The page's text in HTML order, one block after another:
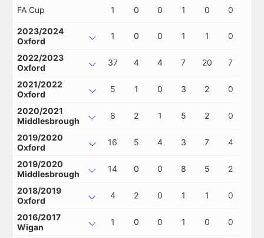
FA Cup 1 0 0 1 0 0
2023/2024
Oxford
1 0 0 1 1 0
2022/2023
Oxford
37 4 4 7 20 7
2021/2022
Oxford
5 1 0 3 2 0
2020/2021
Middlesbrough
8 2 1 5 2 0
2019/2020
Oxford
16 5 4 3 7 4
2019/2020
Middlesbrough
14 0 0 8 5 2
2018/2019
Oxford
4 2 0 1 1 0
2016/2017
Wigan
1 0 0 1 0 0